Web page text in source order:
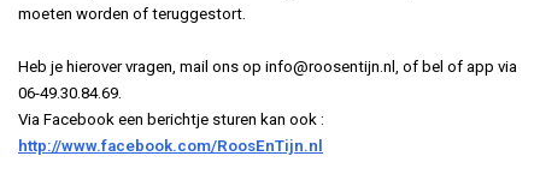
moeten worden of teruggestort.
Heb je hierover vragen, mail ons op info@roosentijn.nl , of bel of app via
06-49.30.84.69.
Via Facebook een berichtje sturen kan ook :
http://www.facebook.com/RoosEnTijn.nl